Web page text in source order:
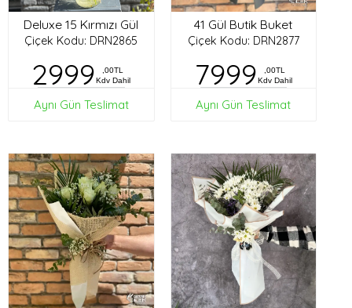
Deluxe 15 Kırmızı Gül
Çiçek Kodu: DRN2865
2999
,00TL
Kdv Dahil
Aynı Gün Teslimat
41 Gül Butik Buket
Çiçek Kodu: DRN2877
7999
,00TL
Kdv Dahil
Aynı Gün Teslimat